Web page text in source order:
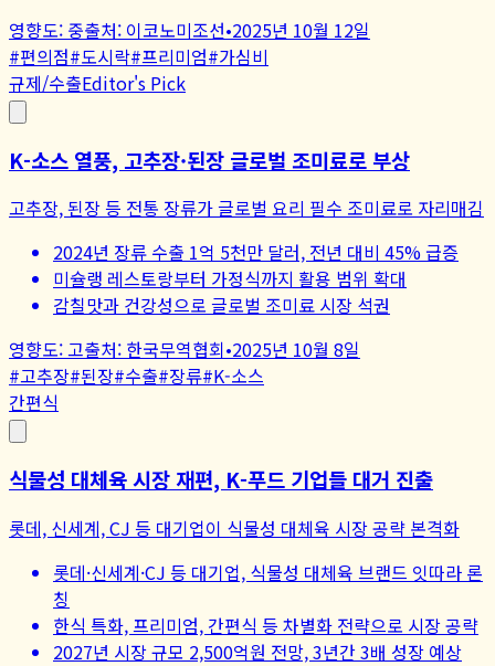
영향도: 중출처: 이코노미조선•2025년 10월 12일
#편의점#도시락#프리미엄#가심비
규제/수출Editor's Pick
K-소스 열풍, 고추장·된장 글로벌 조미료로 부상
고추장, 된장 등 전통 장류가 글로벌 요리 필수 조미료로 자리매김
2024년 장류 수출 1억 5천만 달러, 전년 대비 45% 급증
미슐랭 레스토랑부터 가정식까지 활용 범위 확대
감칠맛과 건강성으로 글로벌 조미료 시장 석권
영향도:고출처: 한국무역협회•2025년 10월 8일
#고추장#된장#수출#장류#K-소스
간편식
식물성 대체육 시장 재편, K-푸드 기업들 대거 진출
롯데, 신세계, CJ 등 대기업이 식물성 대체육 시장 공략 본격화
롯데·신세계·CJ 등 대기업, 식물성 대체육 브랜드 잇따라 론
칭
한식 특화, 프리미엄, 간편식 등 차별화 전략으로 시장 공략
2027년 시장 규모 2,500억원 전망, 3년간 3배 성장 예상